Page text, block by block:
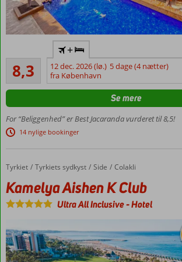
Adeje
Gåafstand til Playa
de Fañabé og
Flere dejlige
poolområder
og gode
faciliteter
Mulighed
halvpension
eller All
Værelser
med
plads til
8,3Meget godt
812
anmeldelser
+
12 dec. 2026 (lø.) 5 dage (4 nætter)
fra København
For “Beliggenhed” er Best Jacaranda vurderet til 8,5!
14 nylige bookinger
Se mere
Forside
Tyrkiet Tyrkiets sydkyst Side Colakli
Kamelya Aishen K Club
Kamelya Aishen K Club
Ultra All Inclusive-Hotel